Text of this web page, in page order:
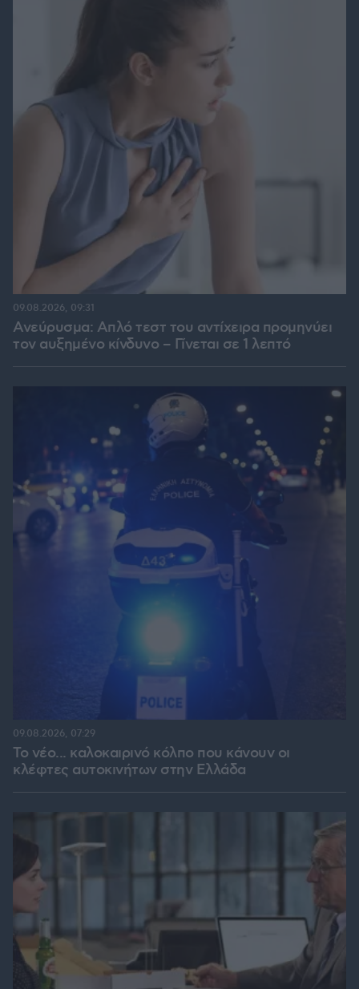
Ανεύρυσμα: Απλό τεστ του αντίχειρα προμηνύει
τον αυξημένο κίνδυνο – Γίνεται σε 1 λεπτό
09.08.2026, 09:31
Το νέο... καλοκαιρινό κόλπο που κάνουν οι
κλέφτες αυτοκινήτων στην Ελλάδα
09.08.2026, 07:29